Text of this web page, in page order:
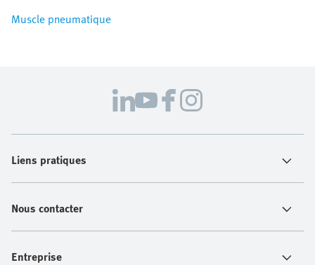
Muscle pneumatique
Liens pratiques
Nous contacter
Entreprise